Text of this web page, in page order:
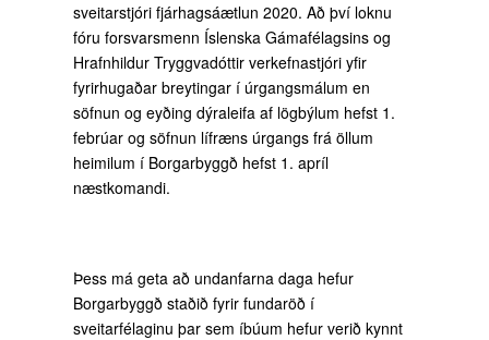
sveitarstjóri fjárhagsáætlun 2020. Að því loknu
fóru forsvarsmenn Íslenska Gámafélagsins og
Hrafnhildur Tryggvadóttir verkefnastjóri yfir
fyrirhugaðar breytingar í úrgangsmálum en
söfnun og eyðing dýraleifa af lögbýlum hefst 1.
febrúar og söfnun lífræns úrgangs frá öllum
heimilum í Borgarbyggð hefst 1. apríl
næstkomandi.
Þess má geta að undanfarna daga hefur
Borgarbyggð staðið fyrir fundaröð í
sveitarfélaginu þar sem íbúum hefur verið kynnt